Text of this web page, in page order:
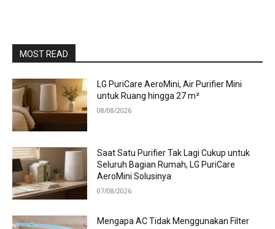
MOST READ
LG PuriCare AeroMini, Air Purifier Mini
untuk Ruang hingga 27 m²
08/08/2026
Saat Satu Purifier Tak Lagi Cukup untuk
Seluruh Bagian Rumah, LG PuriCare
AeroMini Solusinya
07/08/2026
Mengapa AC Tidak Menggunakan Filter